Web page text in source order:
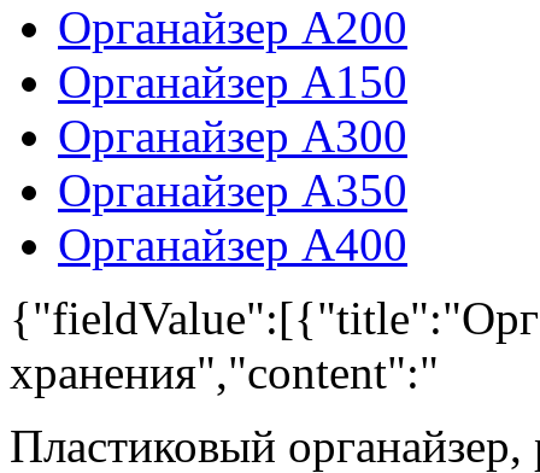
Органайзер А200
Органайзер А150
Органайзер А300
Органайзер А350
Органайзер А400
хранения","content":"
Пластиковый